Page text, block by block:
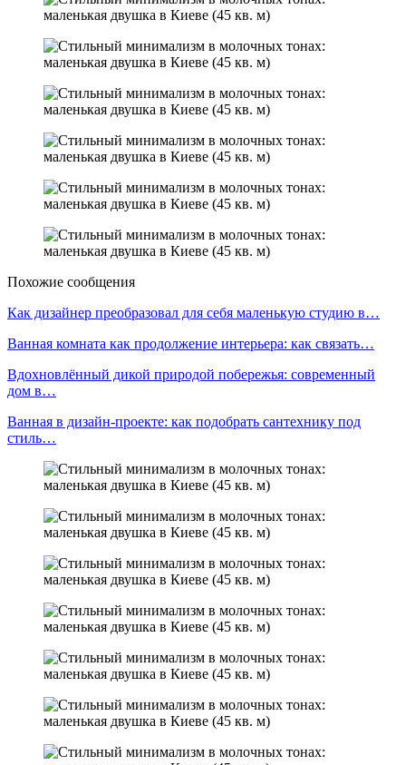
Похожие сообщения
Как дизайнер преобразовал для себя маленькую студию в…
Ванная комната как продолжение интерьера: как связать…
Вдохновлённый дикой природой побережья: современный
дом в…
Ванная в дизайн-проекте: как подобрать сантехнику под
стиль…